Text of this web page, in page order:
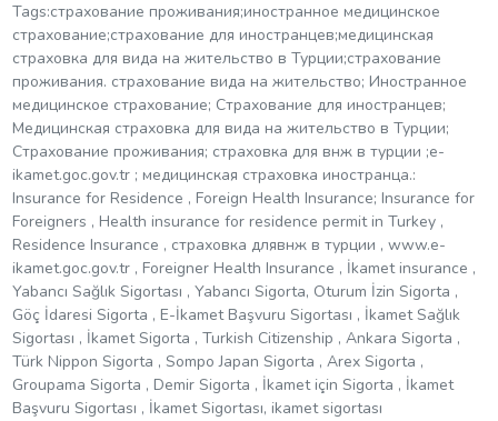
Tags:страхование проживания;иностранное медицинское
страхование;страхование для иностранцев;медицинская
страховка для вида на жительство в Турции;страхование
проживания. страхование вида на жительство; Иностранное
медицинское страхование; Страхование для иностранцев;
Медицинская страховка для вида на жительство в Турции;
Страхование проживания; страховка для внж в турции ;e-
ikamet.goc.gov.tr ; медицинская страховка иностранца.:
Insurance for Residence , Foreign Health Insurance; Insurance for
Foreigners , Health insurance for residence permit in Turkey ,
Residence Insurance , страховка длявнж в турции , www.e-
ikamet.goc.gov.tr , Foreigner Health Insurance , İkamet insurance ,
Yabancı Sağlık Sigortası , Yabancı Sigorta, Oturum İzin Sigorta ,
Göç İdaresi Sigorta , E-İkamet Başvuru Sigortası , İkamet Sağlık
Sigortası , İkamet Sigorta , Turkish Citizenship , Ankara Sigorta ,
Türk Nippon Sigorta , Sompo Japan Sigorta , Arex Sigorta ,
Groupama Sigorta , Demir Sigorta , İkamet için Sigorta , İkamet
Başvuru Sigortası , İkamet Sigortası, ikamet sigortası